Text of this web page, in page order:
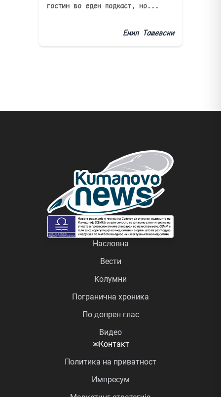
гостин во еден подкаст, но...
Емил Ташевски
Насловна
Вести
Колумни
Погранична хроника
По допрен глас
Видео
✉Контакт
Политика на приватност
Импресум